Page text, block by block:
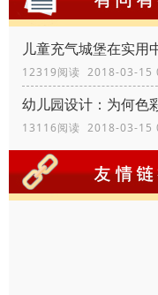
儿童充气城堡在实用
12319阅读 2018-03-15
幼儿园设计：为何色
13116阅读 2018-03-15